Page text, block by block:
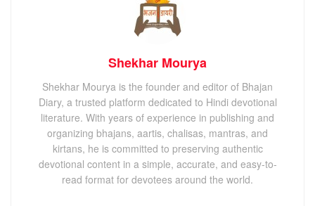
Shekhar Mourya
Shekhar Mourya is the founder and editor of Bhajan
Diary, a trusted platform dedicated to Hindi devotional
literature. With years of experience in publishing and
organizing bhajans, aartis, chalisas, mantras, and
kirtans, he is committed to preserving authentic
devotional content in a simple, accurate, and easy-to-
read format for devotees around the world.